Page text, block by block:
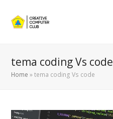
tema coding Vs code
Home »tema coding Vs code